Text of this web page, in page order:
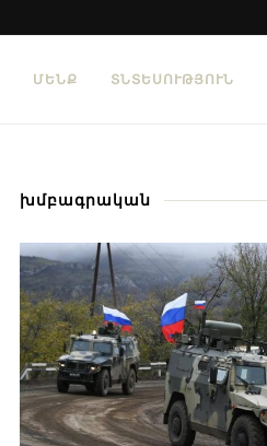
ՄԵՆՔ ՏՆՏԵՍՈՒԹՅՈՒՆ
խմբագրական